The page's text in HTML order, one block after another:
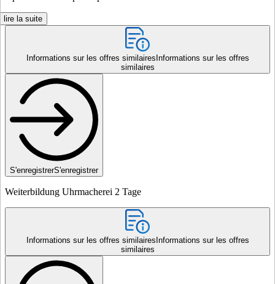
lire la suite
Informations sur les offres similaires Informations sur les offres
similaires
S'enregistrerS'enregistrer
Weiterbildung Uhrmacherei 2 Tage
Informations sur les offres similaires Informations sur les offres
similaires